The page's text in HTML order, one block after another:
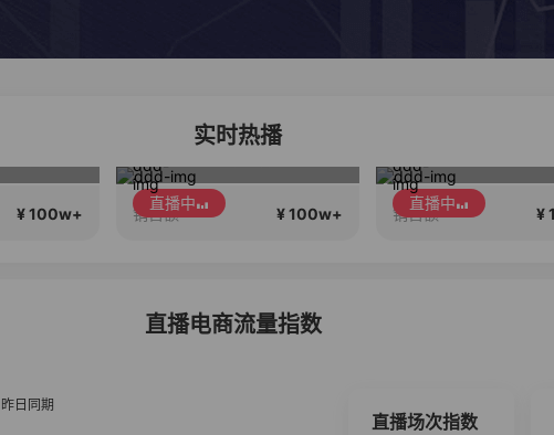
实时热播
¥ 100w+ 销售额 ¥ 100w+ 销售额
直播电商流量指数
直播场次指数